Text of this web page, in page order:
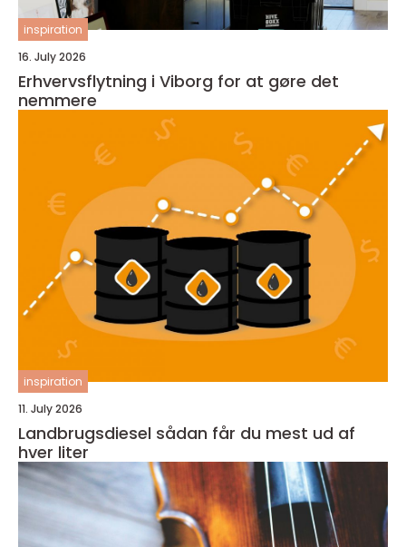
inspiration
16. July 2026
Erhvervsflytning i Viborg for at gøre det
nemmere
inspiration
11. July 2026
Landbrugsdiesel sådan får du mest ud af
hver liter